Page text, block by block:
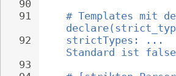
90
91
92
93
# Templates mit
strictTypes: ...
Standard ist false